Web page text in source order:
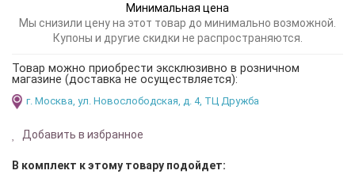
Минимальная цена
Мы снизили цену на этот товар до минимально возможной.
Купоны и другие скидки не распространяются.
Товар можно приобрести эксклюзивно в розничном
магазине (доставка не осуществляется):
г. Москва, ул. Новослободская, д. 4, ТЦ Дружба
Добавить в избранное
В комплект к этому товару подойдет: